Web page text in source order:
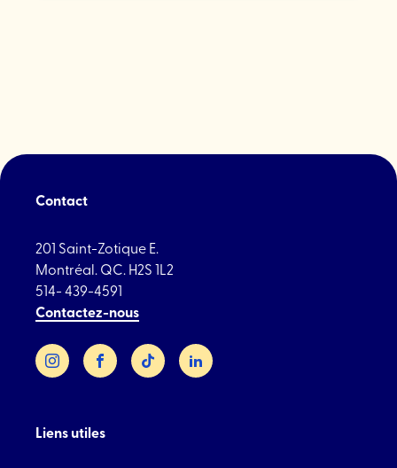
Contact
201 Saint-Zotique E.
Montréal. QC. H2S 1L2
514- 439-4591
Contactez-nous
InstagramFacebookTikTok LinkedIn
Liens utiles